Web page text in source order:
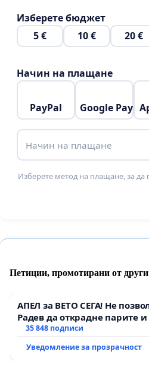
Изберете бюджет
5 €
10 € 20 €
Начин на плащане
PayPal Google Pay
Начин на плащане
Изберете метод на плащане, за
Петиции, промотирани от
АПЕЛ за ВЕТО СЕГА! Не
Радев да открадне парите
тъмното
35 848 подписи
Уведомление за прозрачност